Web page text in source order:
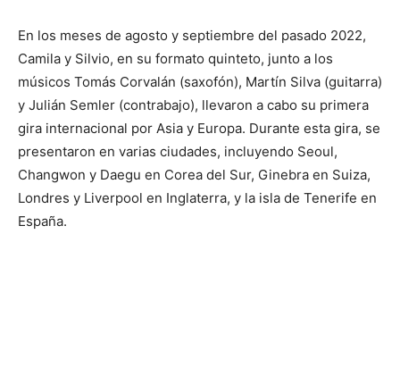
En los meses de agosto y septiembre del pasado 2022,
Camila y Silvio, en su formato quinteto, junto a los
músicos Tomás Corvalán (saxofón), Martín Silva (guitarra)
y Julián Semler (contrabajo), llevaron a cabo su primera
gira internacional por Asia y Europa. Durante esta gira, se
presentaron en varias ciudades, incluyendo Seoul,
Changwon y Daegu en Corea del Sur, Ginebra en Suiza,
Londres y Liverpool en Inglaterra, y la isla de Tenerife en
España.